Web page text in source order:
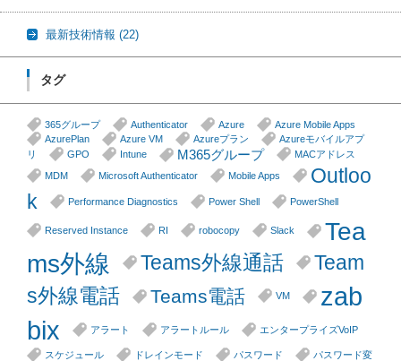
最新技術情報 (22)
タグ
365グループ Authenticator Azure
Azure Mobile Apps
AzurePlan
Azure VM Azureプラン
Azureモバイルアプ
リ
GPO Intune M365グループ
MACアドレス
MDM
Microsoft Authenticator Mobile Apps
Outloo
k
Performance Diagnostics Power Shell PowerShell
Reserved Instance RI robocopy Slack
Tea
ms外線
Teams外線通話
Team
s外線電話
Teams電話 VM
zab
bix
アラート アラートルール エンタープライズVoIP
スケジュール ドレインモード パスワード
パスワード変